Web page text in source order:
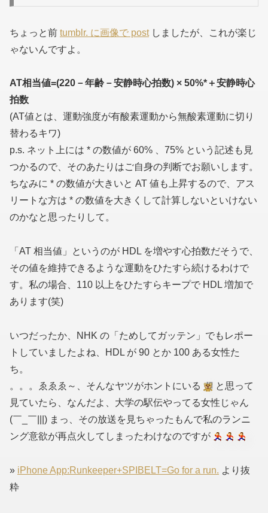
ちょっと前 tumblr. に画像で postしましたが、これが楽じ
ゃないんですよ。
AT相当値=(220－年齢－安静時心拍数) × 50%* ＋安静時心
拍数
(AT値とは、運動強度が有酸素運動から無酸素運動に切り
替わるキワ)
p.s. ネット上には * の数値が 60% 、75% という記述も見
つかるので、そのあたりはご自身の判断でお願いします。
ちなみに * の数値が大きいと AT 値も上昇するので、アス
リートな方は * の数値を大きくして計算しないといけない
のかなと思ったりして。
「AT 相当値」というのが HDL を増やす心拍数だそうで、
その値を維持できるような運動をひたすら続けるわけで
す。私の場合、110 以上をひたすらキープで HDL 増加で
あります(笑)
いつだったか、NHK の「ためしてガッテン」でもレポー
トしていましたよね、HDL が 90 とか 100 ある女性た
ち。
。。。ゑゑゑ～、そんなヤツがホントにいる
と思って
見ていたら、なんだよ、大学の駅伝やってる女性じゃん
(￣_￣|||) まっ、その放送を見ちゃったもんで私のランニ
ング意欲が再点火してしまったわけなのですが
» iPhone App:Runkeeper+SPIBELT=Go for a run. より抜
粋